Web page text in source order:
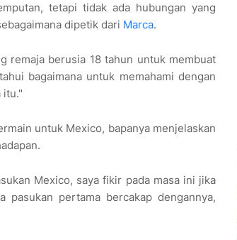
tetapi tidak ada hubungan yang
dipetik dari Marca.
remaja berusia 18 tahun untuk membuat
bagaimana untuk memahami dengan
itu."
untuk Mexico, bapanya menjelaskan
Mexico, saya fikir pada masa ini jika
pertama bercakap dengannya,